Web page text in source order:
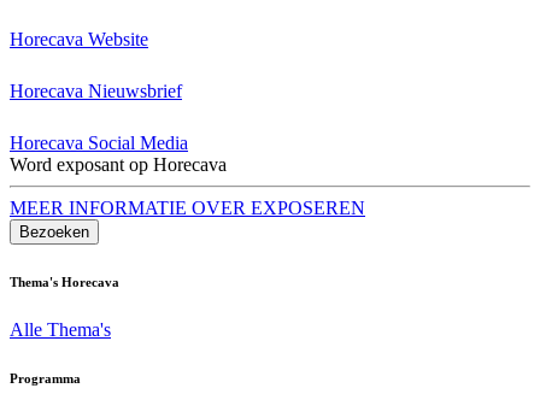
Horecava Website
Horecava Nieuwsbrief
Horecava Social Media
Word exposant op Horecava
MEER INFORMATIE OVER EXPOSEREN
Bezoeken
Thema's Horecava
Alle Thema's
Programma